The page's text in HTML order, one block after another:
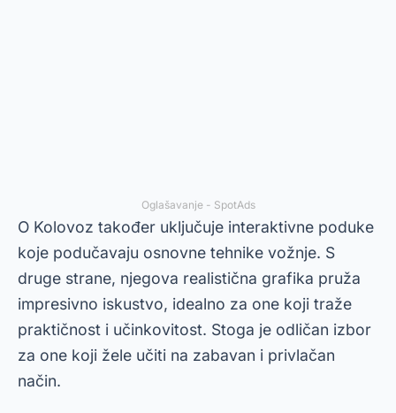
Oglašavanje - SpotAds
O Kolovoz također uključuje interaktivne poduke
koje podučavaju osnovne tehnike vožnje. S
druge strane, njegova realistična grafika pruža
impresivno iskustvo, idealno za one koji traže
praktičnost i učinkovitost. Stoga je odličan izbor
za one koji žele učiti na zabavan i privlačan
način.